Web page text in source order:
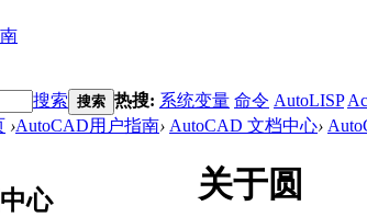
搜索 搜索 热搜: 系统变量 命令 AutoLISP
›AutoCAD用户指南› AutoCAD 文档中心›
心 关于圆